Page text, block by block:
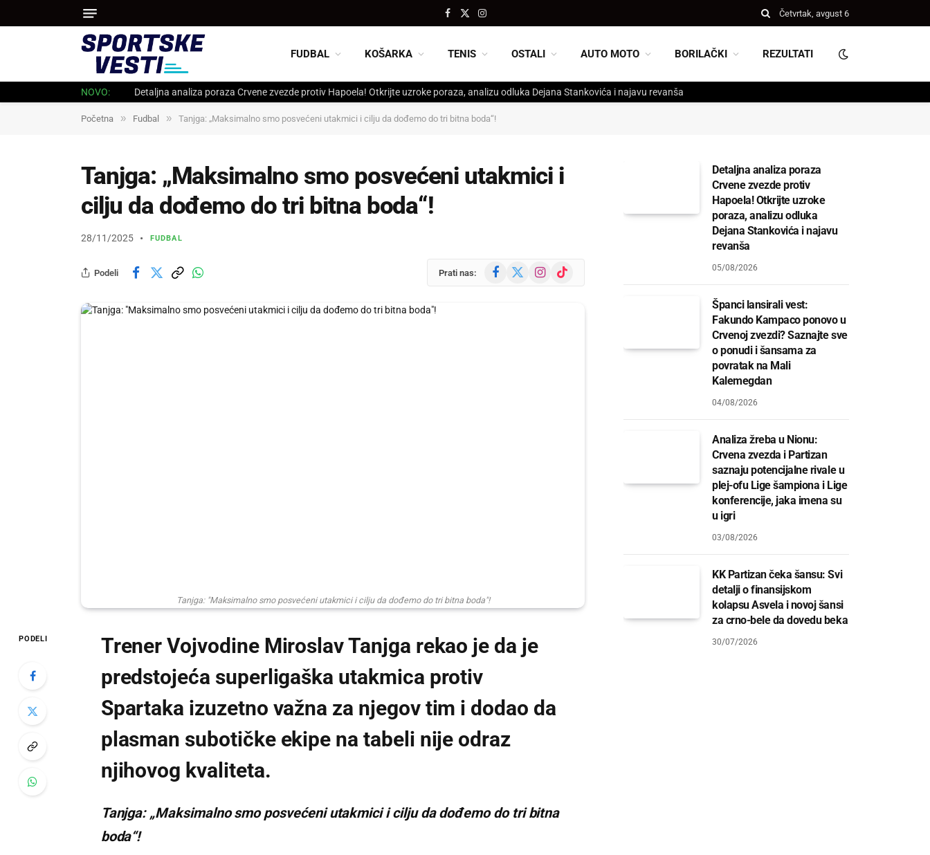
Facebook
X
Instagram
Četvrtak, avgust 6
FUDBAL KOŠARKA TENIS OSTALI AUTO MOTO BORILAČKI REZULTATI
NOVO: Detaljna analiza poraza Crvene zvezde protiv Hapoela! Otkrijte uzroke poraza, analizu odluka Dejana Stankovića i najavu revanša
Početna » Fudbal » Tanjga: „Maksimalno smo posvećeni utakmici i cilju da dođemo do tri bitna boda“!
Tanjga: „Maksimalno smo posvećeni utakmici i
cilju da dođemo do tri bitna boda“!
28/11/2025 FUDBAL
Podeli Prati nas: Facebook Instagram
TikTok
Tanjga: "Maksimalno smo posvećeni utakmici i cilju da dođemo do tri bitna boda"!
PODELI
Trener Vojvodine Miroslav Tanjga rekao je da je
predstojeća superligaška utakmica protiv
Spartaka izuzetno važna za njegov tim i dodao da
plasman subotičke ekipe na tabeli nije odraz
njihovog kvaliteta.
Tanjga: „Maksimalno smo posvećeni utakmici i cilju da dođemo do tri bitna
boda“!
Detaljna analiza poraza
Crvene zvezde protiv
Hapoela! Otkrijte uzroke
poraza, analizu odluka
Dejana Stankovića i najavu
revanša
05/08/2026
Španci lansirali vest:
Fakundo Kampaco ponovo u
Crvenoj zvezdi? Saznajte sve
o ponudi i šansama za
povratak na Mali
Kalemegdan
04/08/2026
Analiza žreba u Nionu:
Crvena zvezda i Partizan
saznaju potencijalne rivale u
plej-ofu Lige šampiona i Lige
konferencije, jaka imena su
u igri
03/08/2026
KK Partizan čeka šansu: Svi
detalji o finansijskom
kolapsu Asvela i novoj šansi
za crno-bele da dovedu beka
30/07/2026